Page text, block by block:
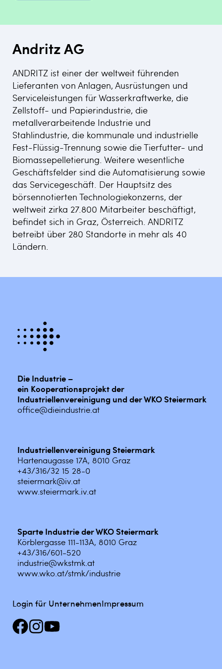
Andritz AG
ANDRITZ ist einer der weltweit führenden
Lieferanten von Anlagen, Ausrüstungen und
Serviceleistungen für Wasserkraftwerke, die
Zellstoff- und Papierindustrie, die
metallverarbeitende Industrie und
Stahlindustrie, die kommunale und industrielle
Fest-Flüssig-Trennung sowie die Tierfutter- und
Biomassepelletierung. Weitere wesentliche
Geschäftsfelder sind die Automatisierung sowie
das Servicegeschäft. Der Hauptsitz des
börsennotierten Technologiekonzerns, der
weltweit zirka 27.800 Mitarbeiter beschäftigt,
befindet sich in Graz, Österreich. ANDRITZ
betreibt über 280 Standorte in mehr als 40
Ländern.
Die Industrie –
ein Kooperationsprojekt der
Industriellenvereinigung und der WKO Steiermark
office@dieindustrie.at
Industriellenvereinigung Steiermark
Hartenaugasse 17A, 8010 Graz
+43/316/32 15 28-0
steiermark@iv.at
www.steiermark.iv.at
Sparte Industrie der WKO Steiermark
Körblergasse 111-113A, 8010 Graz
+43/316/601-520
industrie@wkstmk.at
www.wko.at/stmk/industrie
Login für UnternehmenImpressum